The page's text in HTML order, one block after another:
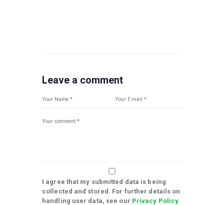
Leave a comment
I agree that my submitted data is being
collected and stored. For further details on
handling user data, see our Privacy Policy